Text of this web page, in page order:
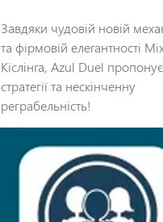
Завдяки чудовій новій
та фірмовій елегантності
Кіслінга, Azul Duel пропонує
стратегії та нескінченну
реграбельність!